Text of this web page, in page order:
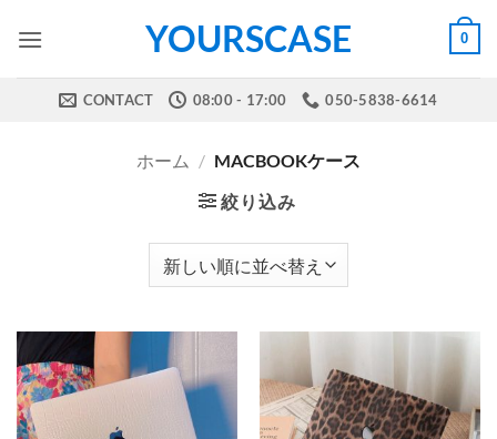
YOURSCASE 0
CONTACT 08:00 - 17:00 050-5838-6614
ホーム / MACBOOKケース
絞り込み